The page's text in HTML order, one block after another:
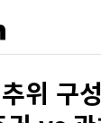
위 구